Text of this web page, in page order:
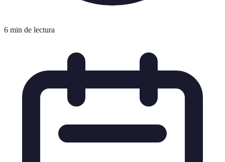
6 min de lectura